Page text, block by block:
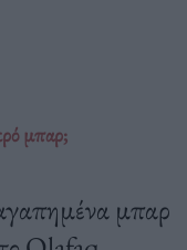
μπαρ;
μπαρ